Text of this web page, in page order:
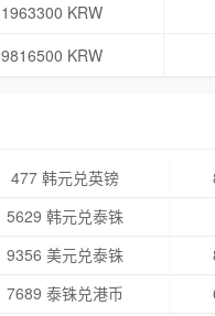
1963300 KRW
9816500 KRW
477 韩元兑英镑
5629 韩元兑泰铢
9356 美元兑泰铢
7689 泰铢兑港币